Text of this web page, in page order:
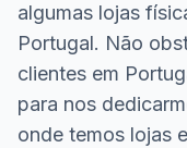
algumas lojas
Portugal. Não
clientes em
para nos
onde temos lojas